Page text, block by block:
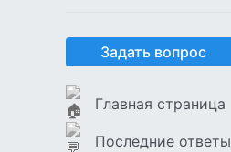
Задать вопрос
Главная страница
Последние ответы